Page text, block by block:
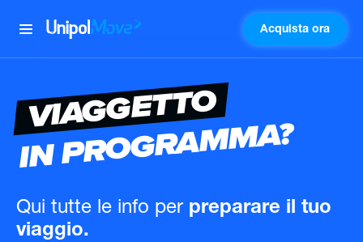
UnipolMove Acquista ora
VIAGGETTO
IN PROGRAMMA?
Qui tutte le info per preparare il tuo
viaggio.